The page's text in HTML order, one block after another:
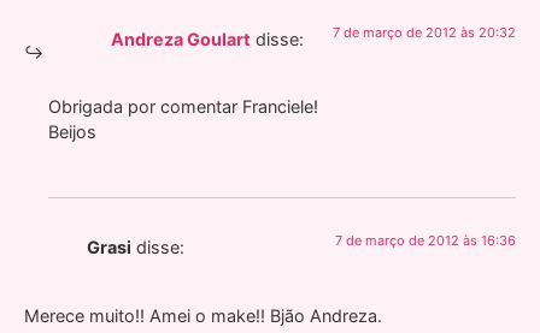
Andreza Goulart disse: 7 de março de 2012 às 20:32
Obrigada por comentar Franciele!
Beijos
Grasi disse: 7 de março de 2012 às 16:36
Merece muito!! Amei o make!! Bjão Andreza.